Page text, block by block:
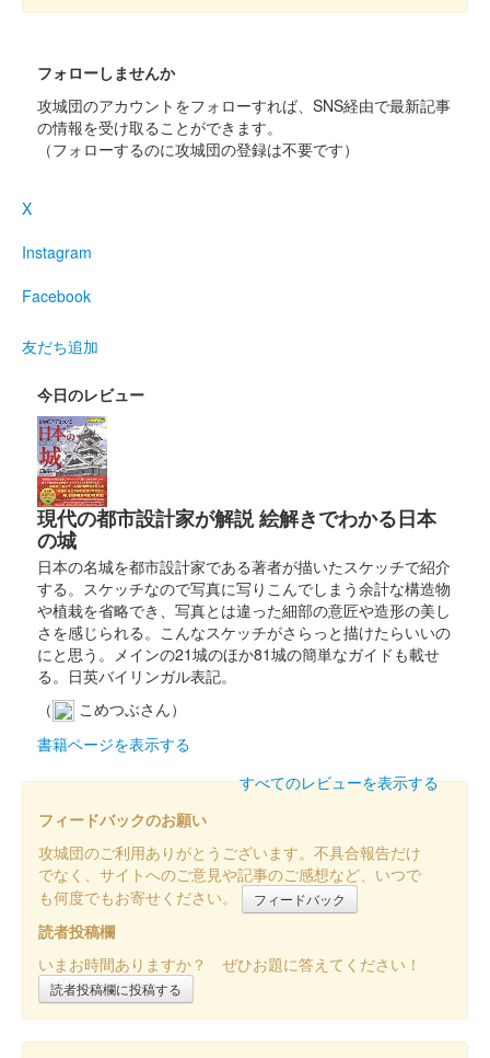
箕輪城 御城印
販売終了
令和6年9月8日に開催された御城印合戦in福知山のいわつき武者
の倉〜関東友城出展プロジェクト〜のブースにて販売された御城
箕輪城 御城印
販売終了
令和6年9月8日に開催された御城印合戦in福知山のいわつき武者
印。50枚限定
箕輪城 登城記念証
ット
販売終了
箕輪城 御城印 群馬非公認キャラクター版
販売終了
群馬戦国御城印サミットのみで販売された御城印。
箕輪城 御城印 群馬戦国御城印サミット版
販売終了
箕輪城 登城記念証 井伊直政公 お城EXPO2023版
箕輪城 登城記念証
フォローしませんか
攻城団のアカウントをフォローすれば、SNS経由で最新記事
の情報を受け取ることができます。
（フォローするのに攻城団の登録は不要です）
X
Instagram
Facebook
友だち追加
今日のレビュー
現代の都市設計家が解説 絵解きでわかる日本
の城
日本の名城を都市設計家である著者が描いたスケッチで紹介
する。スケッチなので写真に写りこんでしまう余計な構造物
や植栽を省略でき、写真とは違った細部の意匠や造形の美し
さを感じられる。こんなスケッチがさらっと描けたらいいの
にと思う。メインの21城のほか81城の簡単なガイドも載せ
る。日英バイリンガル表記。
（
こめつぶさん）
書籍ページを表示する
すべてのレビューを表示する
フィードバックのお願い
攻城団のご利用ありがとうございます。不具合報告だけ
でなく、サイトへのご意見や記事のご感想など、いつで
も何度でもお寄せください。
フィードバック
読者投稿欄
いまお時間ありますか？ ぜひお題に答えてください！
読者投稿欄に投稿する